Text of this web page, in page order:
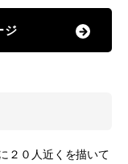
ジ
２０人近くを描いて